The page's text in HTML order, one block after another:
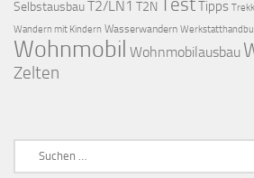
SelbstausbauT2/LN1 T2N TestTipps
Wandern mit Kindern Wasserwandern
Wohnmobil Wohnmobilausbau
Zelten